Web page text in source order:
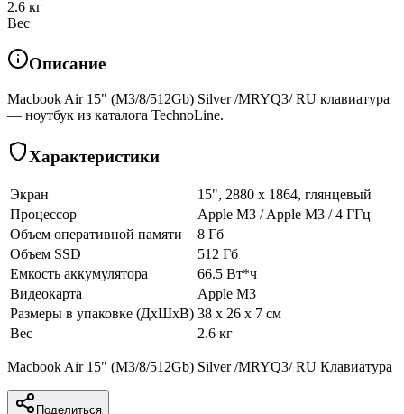
2.6 кг
Вес
Описание
Macbook Air 15" (M3/8/512Gb) Silver /MRYQ3/ RU клавиатура
— ноутбук из каталога TechnoLine.
Характеристики
Экран
15", 2880 x 1864, глянцевый
Процессор
Apple M3 / Apple M3 / 4 ГГц
Объем оперативной памяти
8 Гб
Объем SSD
512 Гб
Емкость аккумулятора
66.5 Вт*ч
Видеокарта
Apple M3
Размеры в упаковке (ДхШхВ) 38 x 26 x 7 см
Вес
2.6 кг
Macbook Air 15" (M3/8/512Gb) Silver /MRYQ3/ RU Клавиатура
Поделиться